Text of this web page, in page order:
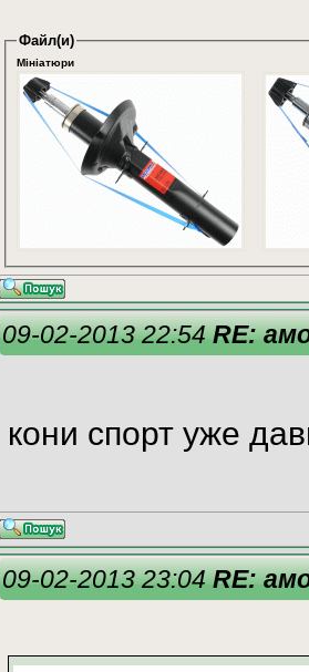
Файл(и)
Мініатюри
09-02-2013 22:54RE:
кони спорт уже
09-02-2013 23:04RE: